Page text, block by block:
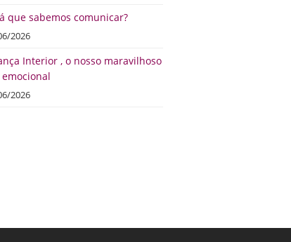
que sabemos comunicar?
2026
Interior , o nosso maravilhoso
emocional
2026